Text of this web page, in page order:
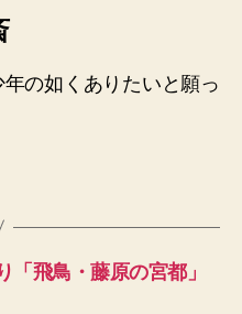
の如くありたいと願っ
「飛鳥・藤原の宮都」